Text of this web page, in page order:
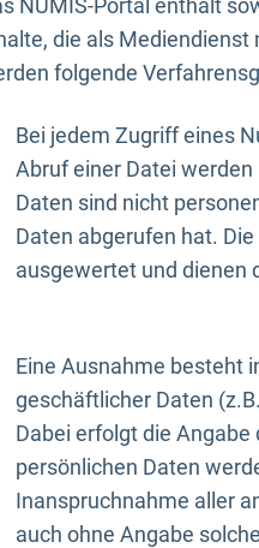
NUMIS-Portal enthält
die als
folgende
Bei jedem Zugriff eines
Abruf einer Datei
Daten sind nicht
Daten abgerufen hat.
ausgewertet und dienen
Eine Ausnahme besteht
geschäftlicher Daten
Dabei erfolgt die
persönlichen Daten
Inanspruchnahme aller
auch ohne Angabe